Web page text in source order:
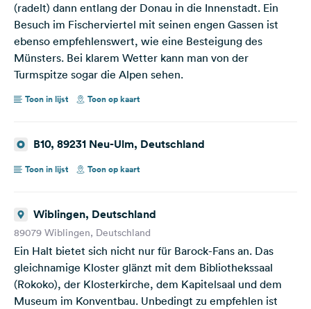
(radelt) dann entlang der Donau in die Innenstadt. Ein
Besuch im Fischerviertel mit seinen engen Gassen ist
ebenso empfehlenswert, wie eine Besteigung des
Münsters. Bei klarem Wetter kann man von der
Turmspitze sogar die Alpen sehen.
Toon in lijst Toon op kaart
B10, 89231 Neu-Ulm, Deutschland
Toon in lijst Toon op kaart
Wiblingen, Deutschland
89079 Wiblingen, Deutschland
Ein Halt bietet sich nicht nur für Barock-Fans an. Das
gleichnamige Kloster glänzt mit dem Bibliothekssaal
(Rokoko), der Klosterkirche, dem Kapitelsaal und dem
Museum im Konventbau. Unbedingt zu empfehlen ist